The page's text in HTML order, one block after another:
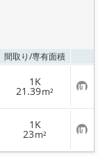
間取り/専有面積
1K
21.39m² お
気
に
入
り
登
録
1K
23m² お
気
に